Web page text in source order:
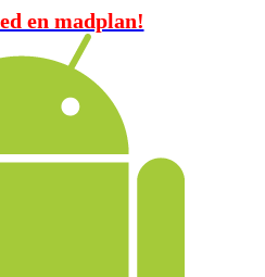
en madplan!